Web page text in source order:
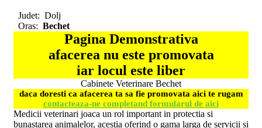
Judet: Dolj
Oras: Bechet
Pagina Demonstrativa
afacerea nu este promovata
iar locul este liber
Cabinete Veterinare Bechet
daca doresti ca afacerea ta sa fie promovata aici te rugam
contacteaza-ne completand formularul de aici
Medicii veterinari joaca un rol important in protectia si
bunastarea animalelor, acestia oferind o gama larga de servicii si